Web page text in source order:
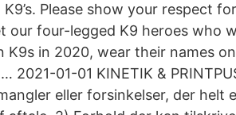
Please show your respect
our four-legged K9 heroes who
in 2020, wear their names
2021-01-01 KINETIK &
eller forsinkelser, der helt